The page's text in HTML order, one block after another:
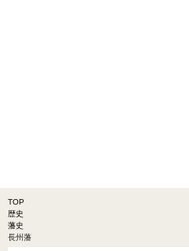
TOP
歴史
藩史
長州藩